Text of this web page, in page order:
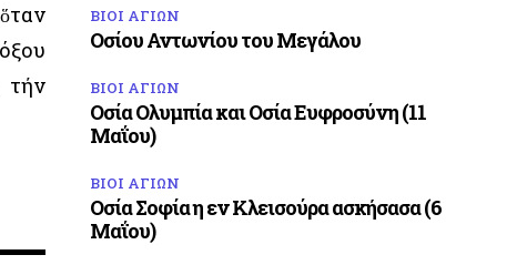
τήν
ΒΙΟΙ ΑΓΙΩΝ
Οσίου Αντωνίου του Μεγάλου
ΒΙΟΙ ΑΓΙΩΝ
Οσία Ολυμπία και Οσία Ευφροσύνη (11
Μαΐου)
ΒΙΟΙ ΑΓΙΩΝ
Οσία Σοφία η εν Κλεισούρα ασκήσασα (6
Μαΐου)